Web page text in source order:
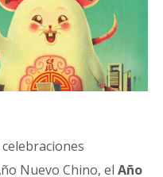
Nuevo Chino, el Año